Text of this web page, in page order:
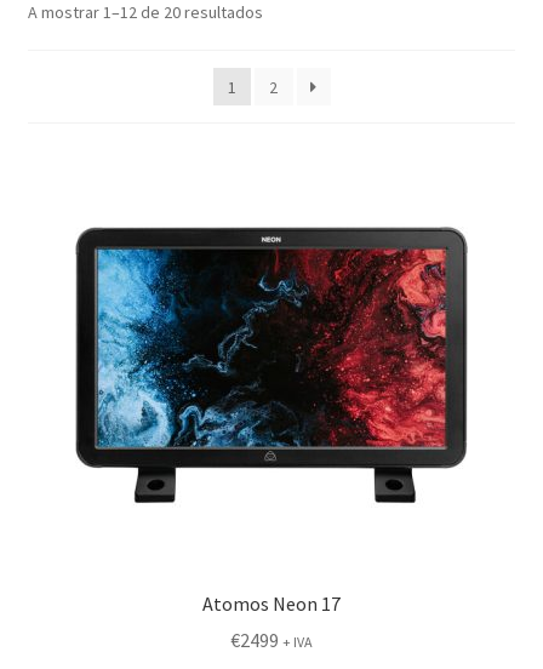
A mostrar 1–12 de 20 resultados
1 2
Atomos Neon 17
€2499 + IVA